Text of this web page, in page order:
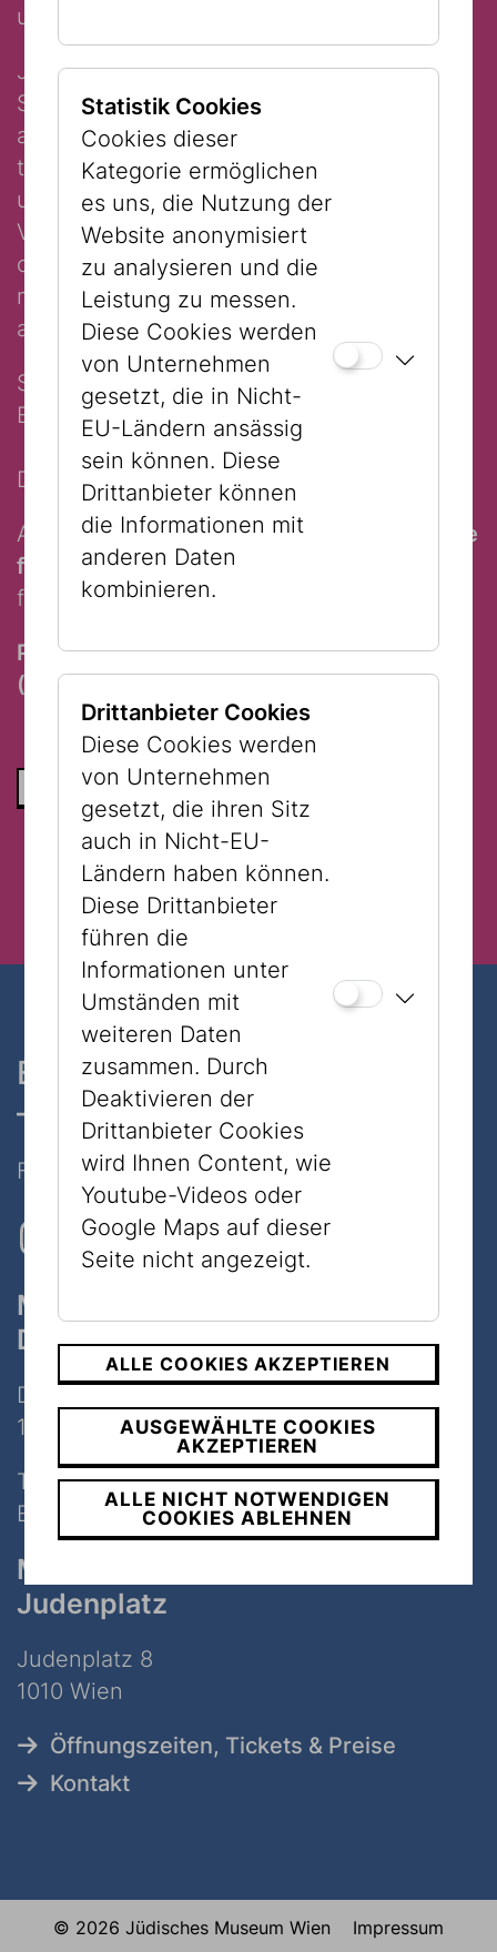
unforgettable experience.
Join ourguided tour in Englishevery
Sunday and explore the heart of Vienna
and its Jewish past and present. Start at
the
Museum Judenplatz, where you’ll
uncover the story of medieval Jewish
Vienna, then walk through the historic
center toDorotheergassefor a second
museum experience exploring art, culture,
and contemporary life.
See the city. Understand its history.
Experience its culture.
Duration: 90 minutes
And at the very end: pick up
a freshly made
falafel wrap to go- the perfect, delicious
finish to your Jewish Vienna tour.
Participation requires a guided tour ticket
(€ 10,-) and a valid admission ticket.
ZURÜCK ZUR LISTE
Ein Museum, zwei Standorte
– nur 7 Minuten zu Fuß
Folgen Sie uns auf Social Media
Museum
Dorotheergasse
Dorotheergasse 11
1010 Wien
Tel:+43 1 535 04 31
E-Mail:
info@jmw.at
Museum
Judenplatz
Judenplatz 8
1010 Wien
Öffnungszeiten, Tickets & Preise
Kontakt
© 2026 Jüdisches Museum Wien
Impressum
Statistik Cookies
Cookies dieser
Kategorie ermöglichen
es uns, die Nutzung der
Website anonymisiert
zu analysieren und die
Leistung zu messen.
Diese Cookies werden
von Unternehmen
gesetzt, die in Nicht-
EU-Ländern ansässig
sein können. Diese
Drittanbieter können
die Informationen mit
anderen Daten
kombinieren.
Drittanbieter Cookies
Diese Cookies werden
von Unternehmen
gesetzt, die ihren Sitz
auch in Nicht-EU-
Ländern haben können.
Diese Drittanbieter
führen die
Informationen unter
Umständen mit
weiteren Daten
zusammen. Durch
Deaktivieren der
Drittanbieter Cookies
wird Ihnen Content, wie
Youtube-Videos oder
Google Maps auf dieser
Seite nicht angezeigt.
ALLE COOKIES AKZEPTIEREN
AUSGEWÄHLTE COOKIES
AKZEPTIEREN
ALLE NICHT NOTWENDIGEN
COOKIES ABLEHNEN